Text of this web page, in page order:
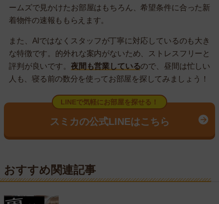
ームズで見かけたお部屋はもちろん、希望条件に合った新
着物件の速報ももらえます。
また、AIではなくスタッフが丁寧に対応しているのも大き
な特徴です。的外れな案内がないため、ストレスフリーと
評判が良いです。 夜間も営業しているので、昼間は忙しい
人も、寝る前の数分を使ってお部屋を探してみましょう！
LINEで気軽にお部屋を探せる！
スミカの公式LINEはこちら
おすすめ関連記事